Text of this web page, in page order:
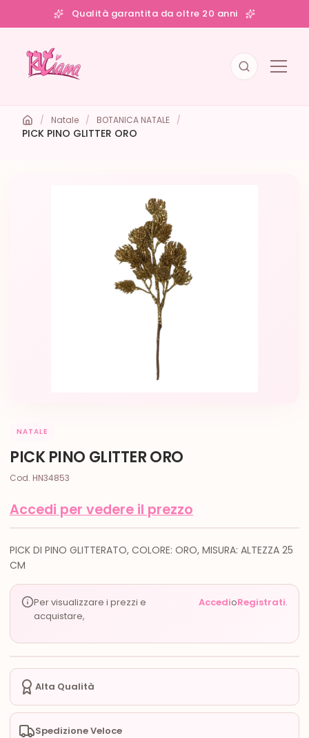
Qualità garantita da oltre 20 anni
/ Natale / BOTANICA NATALE /
PICK PINO GLITTER ORO
NATALE
PICK PINO GLITTER ORO
Cod. HN34853
Accedi per vedere il prezzo
PICK DI PINO GLITTERATO, COLORE: ORO, MISURA: ALTEZZA 25
CM
Per visualizzare i prezzi e
acquistare,
AccedioRegistrati.
Alta Qualità
Spedizione Veloce